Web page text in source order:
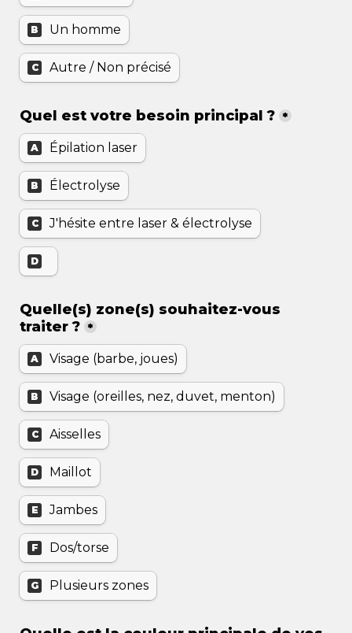
B Un homme
C Autre / Non précisé
Quel est votre besoin principal ? *
A Épilation laser
B Électrolyse
C J'hésite entre laser & électrolyse
D
Quelle(s) zone(s) souhaitez-vous
traiter ? *
A Visage (barbe, joues)
B Visage (oreilles, nez, duvet, menton)
C Aisselles
D Maillot
E Jambes
F Dos/torse
G Plusieurs zones